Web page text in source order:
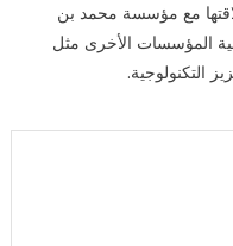
مع مؤسسة محمد بن
المؤسسات الأخرى مثل
التكنولوجية.